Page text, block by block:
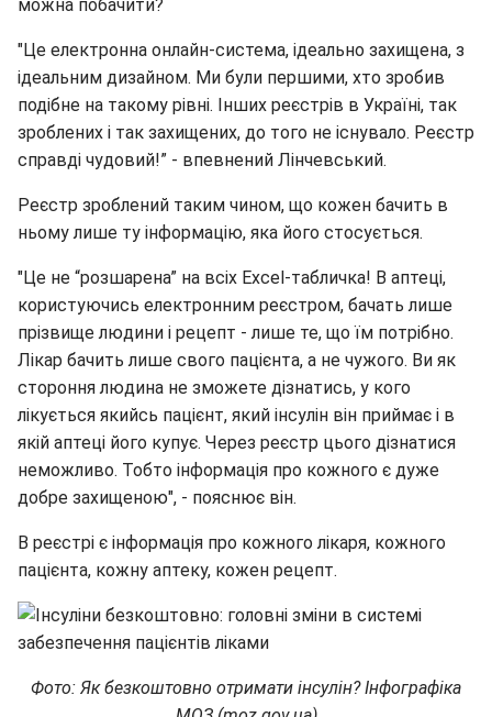
можна побачити?
"Це електронна онлайн-система, ідеально захищена, з
ідеальним дизайном. Ми були першими, хто зробив
подібне на такому рівні. Інших реєстрів в Україні, так
зроблених і так захищених, до того не існувало. Реєстр
справді чудовий!” - впевнений Лінчевський.
Реєстр зроблений таким чином, що кожен бачить в
ньому лише ту інформацію, яка його стосується.
"Це не “розшарена” на всіх Excel-табличка! В аптеці,
користуючись електронним реєстром, бачать лише
прізвище людини і рецепт - лише те, що їм потрібно.
Лікар бачить лише свого пацієнта, а не чужого. Ви як
стороння людина не зможете дізнатись, у кого
лікується якийсь пацієнт, який інсулін він приймає і в
якій аптеці його купує. Через реєстр цього дізнатися
неможливо. Тобто інформація про кожного є дуже
добре захищеною", - пояснює він.
В реєстрі є інформація про кожного лікаря, кожного
пацієнта, кожну аптеку, кожен рецепт.
Фото: Як безкоштовно отримати інсулін? Інфографіка